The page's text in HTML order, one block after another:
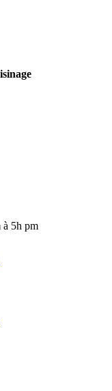
à 5h pm